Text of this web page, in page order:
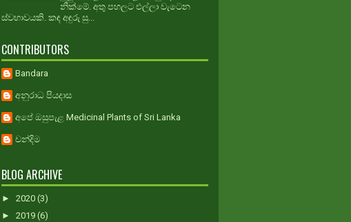
නික්මේ. අතු පහලට එල්ලා වැටෙන
ස්වභාවයකි. කඳ අඳුරු සු...
CONTRIBUTORS
Bandara
අනුරාධ පියදාස
අපේ ඔසුපැළ Medicinal Plants of Sri Lanka
චන්දිම
BLOG ARCHIVE
► 2020 (3)
► 2019 (6)